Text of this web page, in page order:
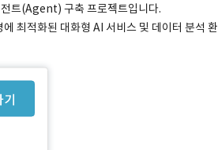
트(Agent) 구축 프로젝트입니다.
최적화된 대화형 AI 서비스 및 데이터 분석 환